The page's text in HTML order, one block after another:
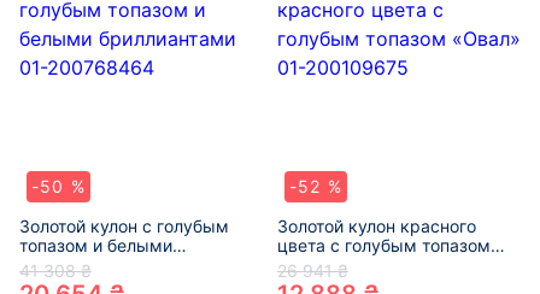
-50 %
Золотой кулон с голубым
топазом и белыми
бриллиантами 01-
200768464
41 308 ₴
-52 %
Золотой кулон красного
цвета с голубым топазом
«Овал» 01-200109675
26 941 ₴